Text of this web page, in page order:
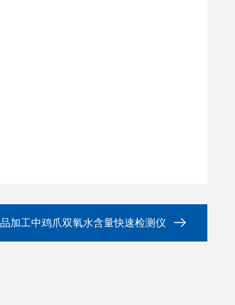
加工中鸡爪双氧水含量快速检测仪